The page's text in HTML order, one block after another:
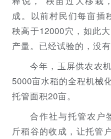
成。以前村民们每亩插
秧高于12000穴，如此
产量。已经试验的，没
今年，玉屏供农农
5000亩水稻的全程机械
托管面积20亩。
合作社与托管农户
斤稻谷的收成，让托管